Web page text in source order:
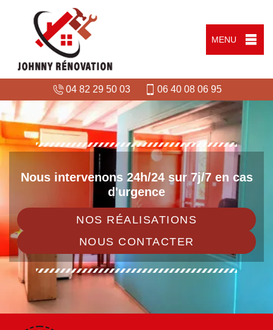
MENU
04 82 29 50 03 06 40 08 06 95
Nous intervenons 24h/24 sur 7j/7 en cas
d'urgence
NOS RÉALISATIONS
NOUS CONTACTER